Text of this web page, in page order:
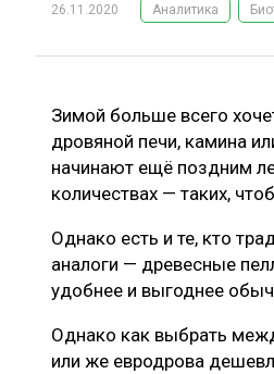
26.11.2020 Аналитика
Зимой больше всего
дровяной печи, камина
начинают ещё поздним
количествах — таких,
Однако есть и те, кто
аналоги — древесные
удобнее и выгоднее
Однако как выбрать
или же евродрова